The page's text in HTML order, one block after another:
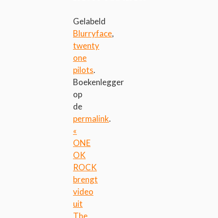
Gelabeld
Blurryface,
twenty
one
pilots.
Boekenlegger
op
de
permalink.
«
ONE
OK
ROCK
brengt
video
uit